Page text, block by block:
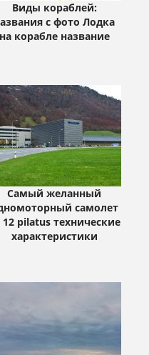
Виды кораблей:
с фото Лодка
на корабле название
Самый желанный
самолет
12 pilatus технические
характеристики